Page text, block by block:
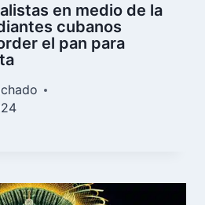
en medio de la
cubanos
el pan para